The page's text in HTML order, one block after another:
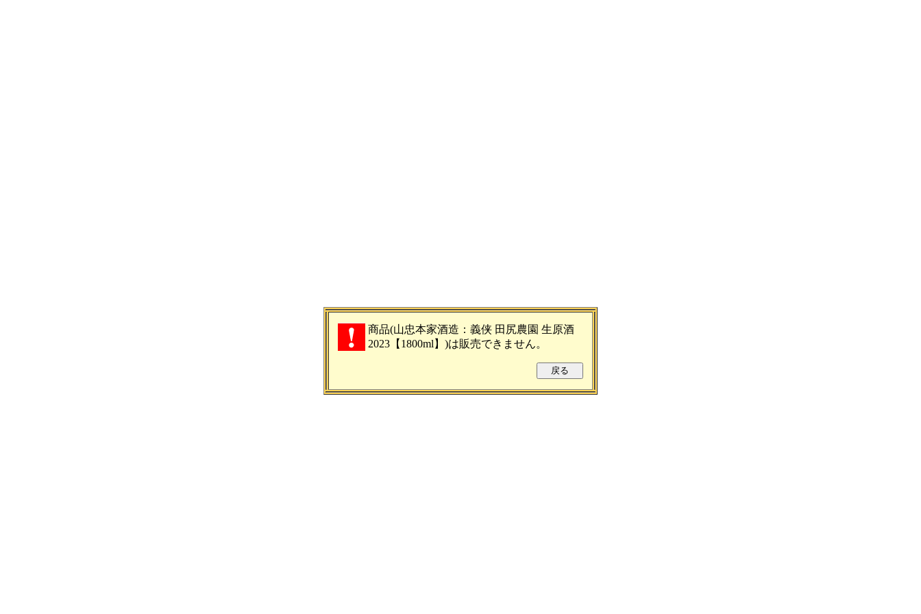
商品(山忠本家酒造：義侠 田尻農園 生原酒
2023【1800ml】)は販売できません。